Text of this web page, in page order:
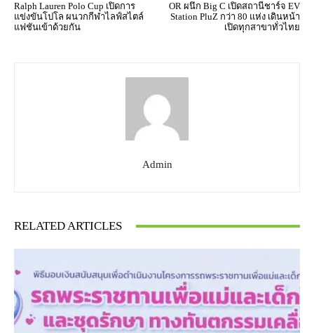
Ralph Lauren Polo Cup เปิดการ
แข่งขันโปโล ผนวกกีฬาไลฟ์สไตล์
แฟชันเข้าด้วยกัน
OR ผนึก Big C เปิดสถานีชาร์จ EV
Station PluZ กว่า 80 แห่ง เดินหน้า
เปิดทุกสาขาทั่วไทย
Admin
RELATED ARTICLES